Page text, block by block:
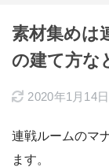
素材集めは
の建て方な
2020年1月14日
連戦ルームのマ
ます。